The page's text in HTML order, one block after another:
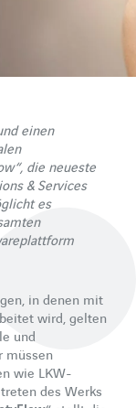
einen
die neueste
& Services
es
in denen mit
wird, gelten
und
müssen
wie LKW-
des Werks